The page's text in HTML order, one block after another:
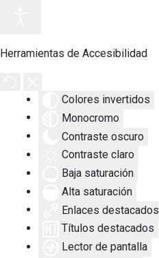
Herramientas de Accesibilidad
Colores invertidos
Monocromo
Contraste oscuro
Contraste claro
Baja saturación
Alta saturación
Enlaces destacados
Títulos destacados
Lector de pantalla